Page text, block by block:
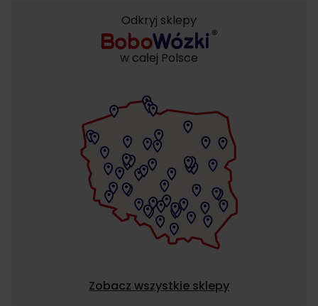
Odkryj sklepy
w całej Polsce
Zobacz wszystkie sklepy